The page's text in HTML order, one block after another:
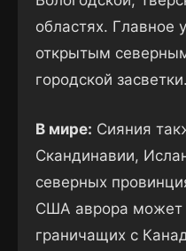
областях. Главное
открытым
городской засветки.
В мире: Сияния
Скандинавии,
северных
США аврора может
граничащих с